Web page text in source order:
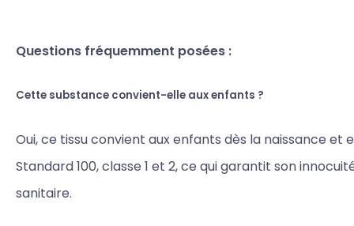
Questions fréquemment posées :
Cette substance convient-elle aux enfants ?
Oui, ce tissu convient aux enfants dès la naissance et
Standard 100, classe 1 et 2, ce qui garantit son
sanitaire.